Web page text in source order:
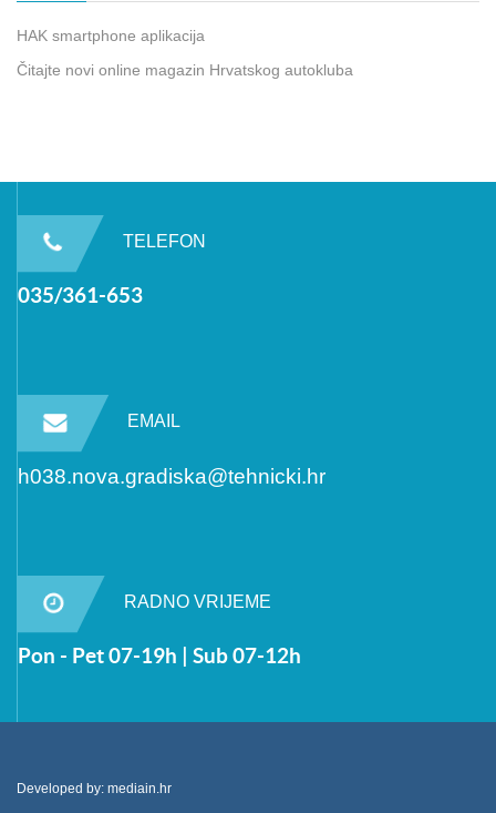
HAK smartphone aplikacija
Čitajte novi online magazin Hrvatskog autokluba
TELEFON
035/361-653
EMAIL
h038.nova.gradiska@tehnicki.hr
RADNO VRIJEME
Pon - Pet 07-19h | Sub 07-12h
Developed by: mediain.hr